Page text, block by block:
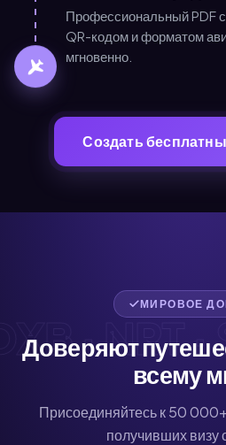
Профессиональный PDF
QR-кодом и форматом
мгновенно.
Создать
· SIN
МИРОВОЕ
Доверяют
всему
Присоединяйтесь к 50
получивших визу